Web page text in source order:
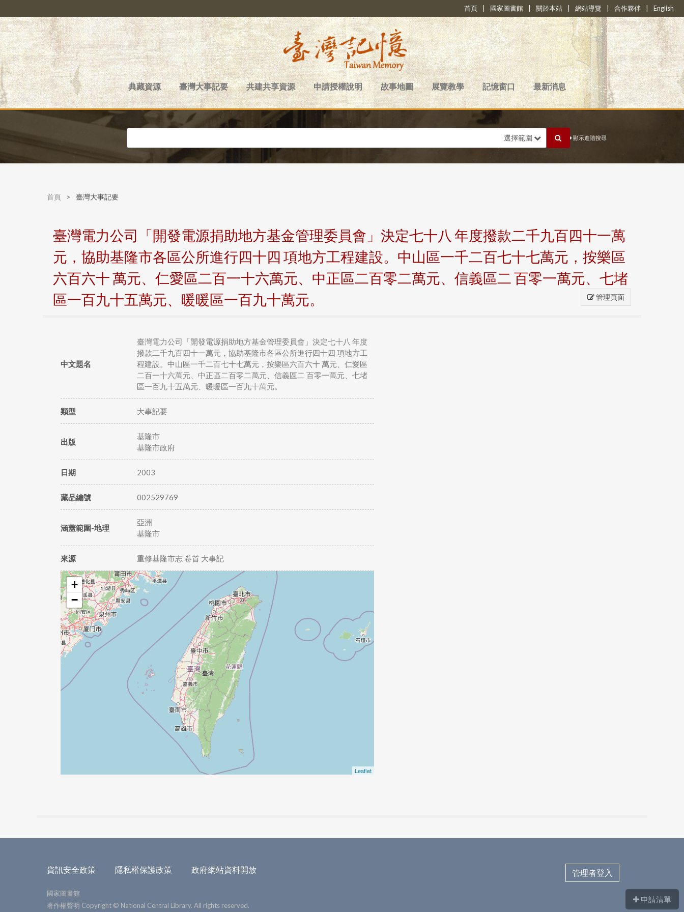
首頁 國家圖書館 關於本站 網站導覽 合作夥伴 English
典藏資源 臺灣大事記要 共建共享資源 申請授權說明 故事地圖 展覽教學 記憶窗口 最新消息
選擇範圍 顯示進階搜尋
首頁 > 臺灣大事記要
臺灣電力公司「開發電源捐助地方基金管理委員會」決定七十八 年度撥款二千九百四十一萬
元，協助基隆市各區公所進行四十四 項地方工程建設。中山區一千二百七十七萬元，按樂區
六百六十 萬元、仁愛區二百一十六萬元、中正區二百零二萬元、信義區二 百零一萬元、七堵
區一百九十五萬元、暖暖區一百九十萬元。
管理頁面
中文題名
臺灣電力公司「開發電源捐助地方基金管理委員會」決定七十八 年度
撥款二千九百四十一萬元，協助基隆市各區公所進行四十四 項地方工
程建設。中山區一千二百七十七萬元，按樂區六百六十 萬元、仁愛區
二百一十六萬元、中正區二百零二萬元、信義區二 百零一萬元、七堵
區一百九十五萬元、暖暖區一百九十萬元。
類型 大事記要
出版
基隆市
基隆市政府
日期 2003
藏品編號 002529769
涵蓋範圍-地理
亞洲
基隆市
來源 重修基隆市志 卷首 大事記
+
−
Leaflet
資訊安全政策 隱私權保護政策 政府網站資料開放 管理者登入
國家圖書館
著作權聲明 Copyright © National Central Library. All rights reserved.
申請清單